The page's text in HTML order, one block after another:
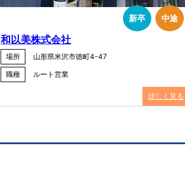
新卒 中途
和以美株式会社
場所
山形県米沢市徳町4-47
職種
ルート営業
詳しく見る